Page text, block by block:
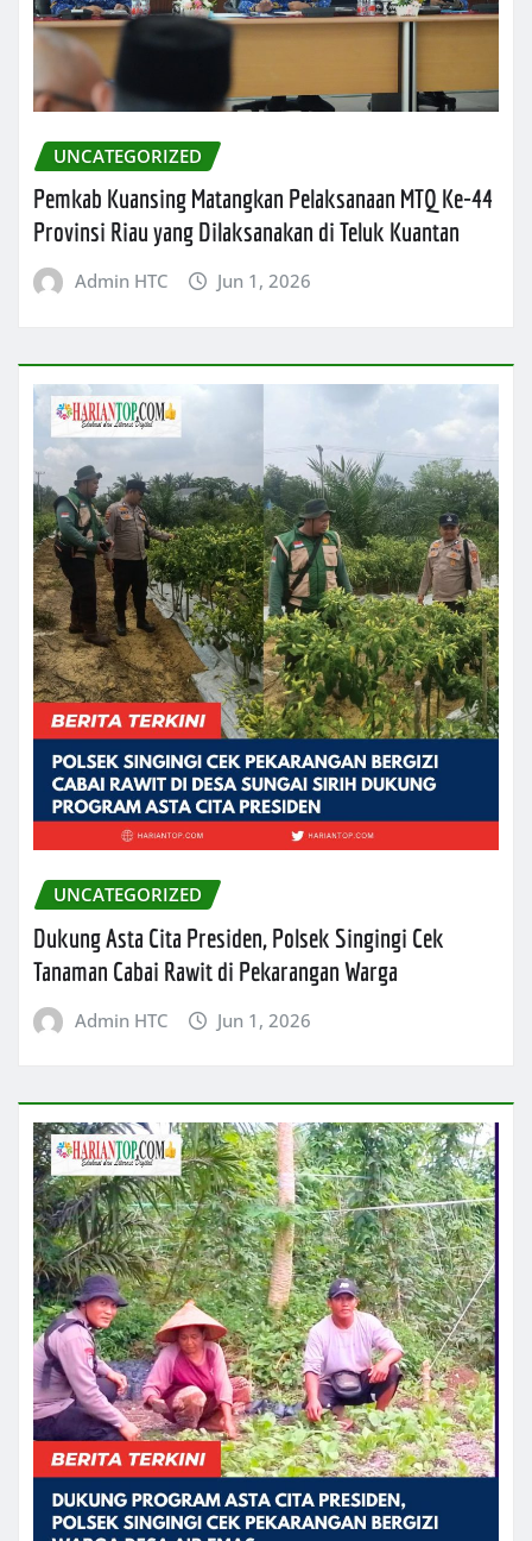
UNCATEGORIZED
Pemkab Kuansing Matangkan Pelaksanaan MTQ Ke-44
Provinsi Riau yang Dilaksanakan di Teluk Kuantan
Admin HTC Jun 1, 2026
UNCATEGORIZED
Dukung Asta Cita Presiden, Polsek Singingi Cek
Tanaman Cabai Rawit di Pekarangan Warga
Admin HTC Jun 1, 2026